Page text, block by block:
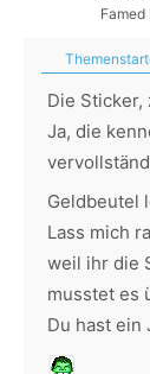
Famed
Die Sticker,
Ja, die
Geldbeutel
Lass mich
weil ihr die
musstet es
Du hast ein